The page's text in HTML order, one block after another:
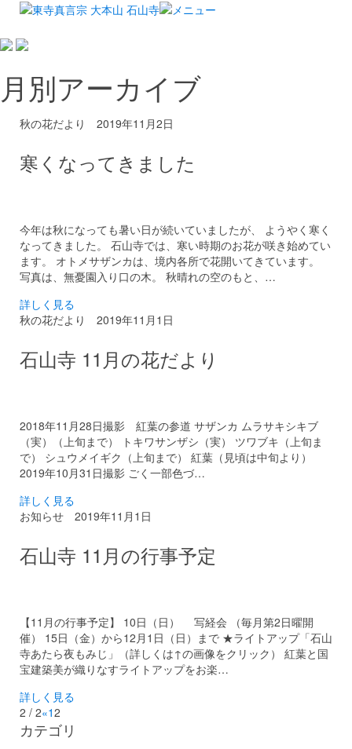
月別アーカイブ
秋の花だより 2019年11月2日
寒くなってきました
今年は秋になっても暑い日が続いていましたが、 ようやく寒く
なってきました。 石山寺では、寒い時期のお花が咲き始めてい
ます。 オトメサザンカは、境内各所で花開いてきています。
写真は、無憂園入り口の木。 秋晴れの空のもと、…
詳しく見る
秋の花だより
2019年11月1日
石山寺 11月の花だより
2018年11月28日撮影 紅葉の参道 サザンカ ムラサキシキブ
（実）（上旬まで） トキワサンザシ（実） ツワブキ（上旬ま
で） シュウメイギク（上旬まで） 紅葉（見頃は中旬より）
2019年10月31日撮影 ごく一部色づ…
詳しく見る
お知らせ
2019年11月1日
石山寺 11月の行事予定
【11月の行事予定】 10日（日） 写経会 （毎月第2日曜開
催） 15日（金）から12月1日（日）まで ★ライトアップ「石山
寺あたら夜もみじ」（詳しくは↑の画像をクリック） 紅葉と国
宝建築美が織りなすライトアップをお楽…
詳しく見る
2 / 2«12
カテゴリ